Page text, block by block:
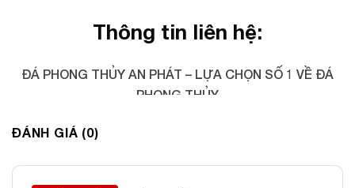
Thông tin liên hệ:
ĐÁ PHONG THỦY AN PHÁT – LỰA CHỌN SỐ 1 VỀ ĐÁ
PHONG THỦY
ĐÁNH GIÁ (0)